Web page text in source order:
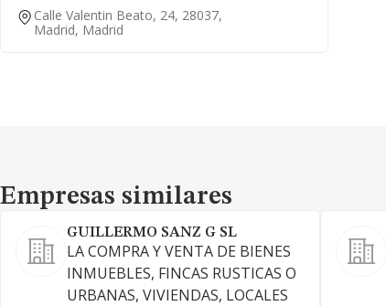
Calle Valentin Beato, 24, 28037,
Madrid, Madrid
Empresas similares
Empresas similares
GUILLERMO SANZ G SL
LA COMPRA Y VENTA DE BIENES
INMUEBLES, FINCAS RUSTICAS O
URBANAS, VIVIENDAS, LOCALES